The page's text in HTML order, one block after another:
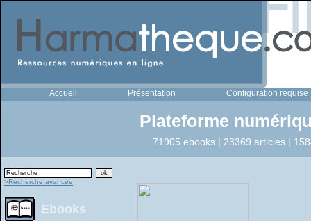
Accueil Présentation Configuration requise
Plateforme
71905 ebooks | 23369 articles |
>Recherche avancée
Ebooks